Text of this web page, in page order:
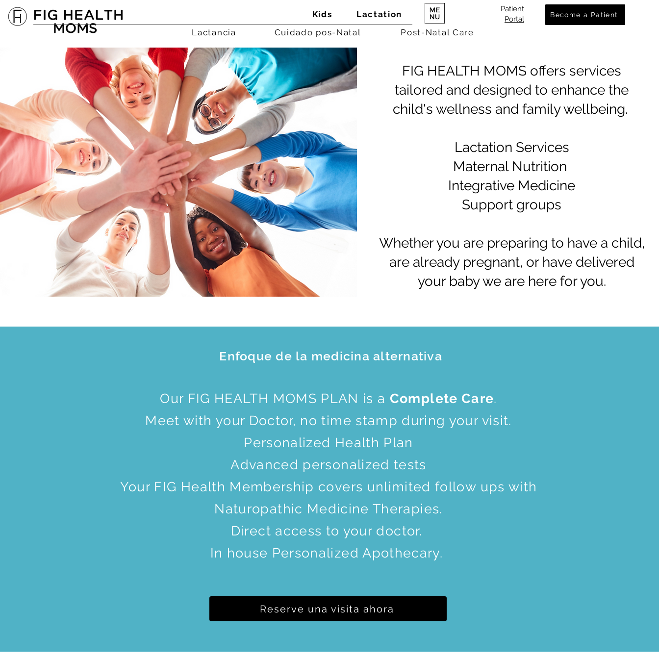
Kids Lactation
Patient
Portal
Become a Patient
Lactancia Cuidado pos-Natal Post-Natal Care
FIG HEALTH MOMS offers services
tailored and designed to enhance the
child's wellness and family wellbeing.
Lactation Services
Maternal Nutrition
Integrative Medicine
Support groups
Whether you are preparing to have a child,
are already pregnant, or have delivered
your baby we are here for you.
Enfoque de la medicina alternativa
Our FIG HEALTH MOMS PLAN is a Complete Care.
Meet with your Doctor, no time stamp during your visit.
Personalized Health Plan
Advanced personalized tests
Your FIG Health Membership covers unlimited follow ups with
Naturopathic Medicine Therapies.
Direct access to your doctor.
In house Personalized Apothecary.
Reserve una visita ahora